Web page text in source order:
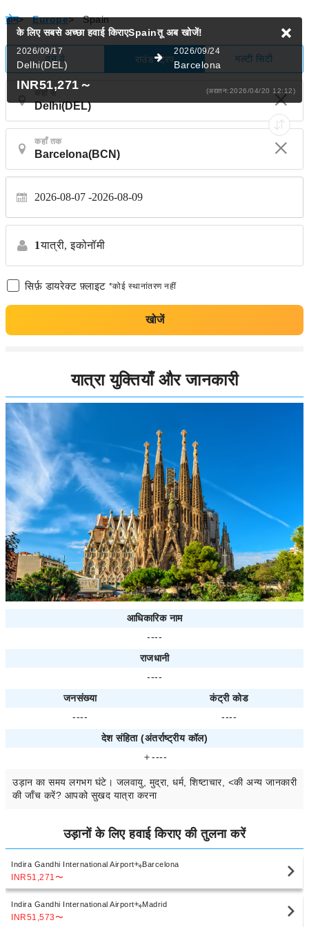
होम> Europe> Spain
वन वे राउंड ट्रिप मल्टी सिटी
कहाँ से
कहाँ तक
2026-08-07 2026-08-09
1यात्री, इकोनॉमी
सिर्फ़ डायरेक्ट फ़्लाइट *कोई स्थानांतरण नहीं
खोजें
के लिए सबसे अच्छा हवाई किराएSpainतूअब खोजें!
2026/09/17
Delhi(DEL)
2026/09/24
Barcelona
INR51,271 ～ (अद्यतन:2026/04/20 12:12)
यात्रा युक्तियाँ और जानकारी
आधिकारिक नाम
----
राजधानी
----
जनसंख्या
कंट्री कोड
----
----
देश संहिता (अंतर्राष्ट्रीय कॉल)
＋----
उड़ान का समय लगभग घंटे। जलवायु, मुद्रा, धर्म, शिष्टाचार, <की अन्य जानकारी
की जाँच करें? आपको सुखद यात्रा करना
उड़ानों के लिए हवाई किराए की तुलना करें
Indira Gandhi International Airport Barcelona
INR51,271 〜
Indira Gandhi International Airport Madrid
INR51,573〜